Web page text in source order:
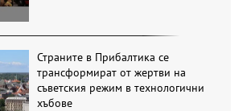
Страните в Прибалтика се
трансформират от жертви на
съветския режим в технологични
хъбове